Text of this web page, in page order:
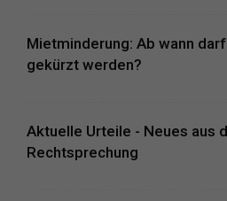
Mietminderung: Ab wann
gekürzt werden?
Aktuelle Urteile - Neues aus
Rechtsprechung